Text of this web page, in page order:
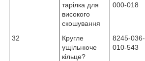
тарілка для
високого
скошування
000-018
32
Кругле
ущільнюче
кільце?
8245-036-
010-543